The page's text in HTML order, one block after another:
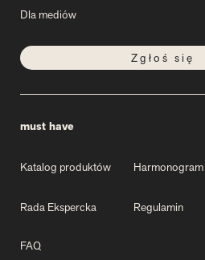
Dla mediów
Zgłoś się
must have
Katalog produktów Harmonogram
Rada Ekspercka Regulamin
FAQ